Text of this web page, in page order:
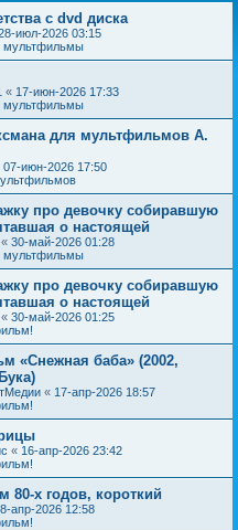
с dvd диска
июл-2026 03:15
мультфильмы
« 17-июн-2026 17:33
мультфильмы
для мультфильмов А.
07-июн-2026 17:50
про девочку собиравшую
о настоящей
« 30-май-2026 01:28
мультфильмы
про девочку собиравшую
о настоящей
« 30-май-2026 01:25
«Снежная баба» (2002,
« 17-апр-2026 18:57
« 16-апр-2026 23:42
80-х годов, короткий
апр-2026 12:58